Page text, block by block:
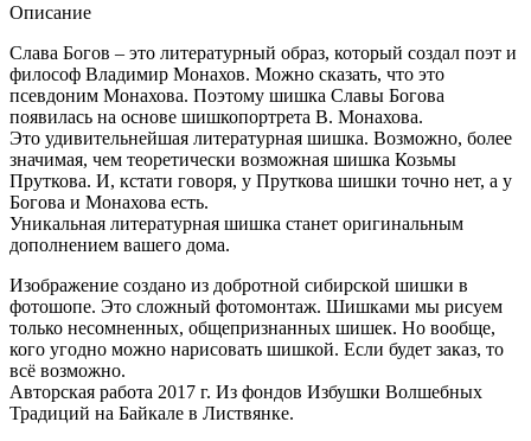
Описание
Слава Богов – это литературный образ, который создал поэт и
философ Владимир Монахов. Можно сказать, что это
псевдоним Монахова. Поэтому шишка Славы Богова
появилась на основе шишкопортрета В. Монахова.
Это удивительнейшая литературная шишка. Возможно, более
значимая, чем теоретически возможная шишка Козьмы
Пруткова. И, кстати говоря, у Пруткова шишки точно нет, а у
Богова и Монахова есть.
Уникальная литературная шишка станет оригинальным
дополнением вашего дома.
Изображение создано из добротной сибирской шишки в
фотошопе. Это сложный фотомонтаж. Шишками мы рисуем
только несомненных, общепризнанных шишек. Но вообще,
кого угодно можно нарисовать шишкой. Если будет заказ, то
всё возможно.
Авторская работа 2017 г. Из фондов Избушки Волшебных
Традиций на Байкале в Листвянке.